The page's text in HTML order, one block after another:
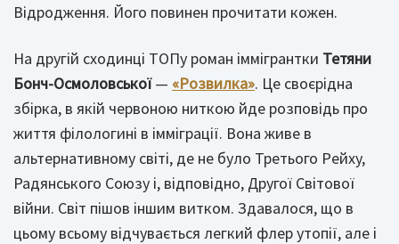
Відродження. Його повинен прочитати кожен.
На другій сходинці ТОПу роман іммігрантки Тетяни
Бонч-Осмоловської— «Розвилка». Це своєрідна
збірка, в якій червоною ниткою йде розповідь про
життя філологині в імміграції. Вона живе в
альтернативному світі, де не було Третього Рейху,
Радянського Союзу і, відповідно, Другої Світової
війни. Світ пішов іншим витком. Здавалося, що в
цьому всьому відчувається легкий флер утопії, але і